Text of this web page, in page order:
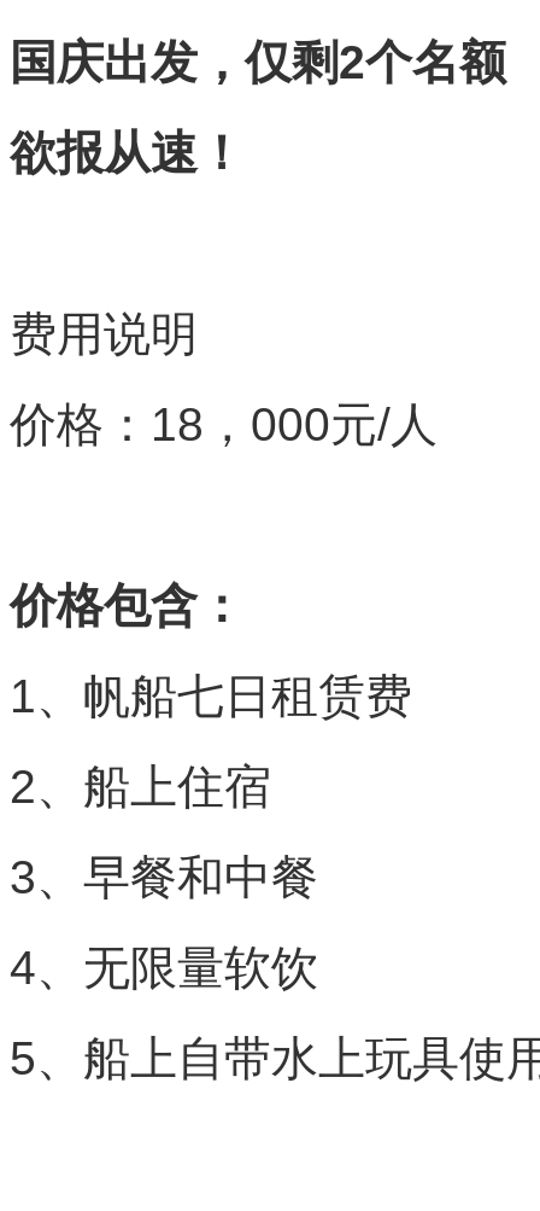
国庆出发，仅剩2个名额
欲报从速！
费用说明
价格：18，000元/人
价格包含：
1、帆船七日租赁费
2、船上住宿
3、早餐和中餐
4、无限量软饮
5、船上自带水上玩具使